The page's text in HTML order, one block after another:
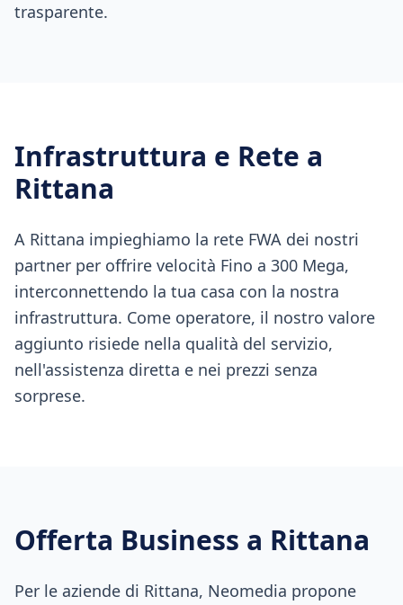
trasparente.
Infrastruttura e Rete a
Rittana
A Rittana impieghiamo la rete FWA dei nostri
partner per offrire velocità Fino a 300 Mega,
interconnettendo la tua casa con la nostra
infrastruttura. Come operatore, il nostro valore
aggiunto risiede nella qualità del servizio,
nell'assistenza diretta e nei prezzi senza
sorprese.
Offerta Business a Rittana
Per le aziende di Rittana, Neomedia propone